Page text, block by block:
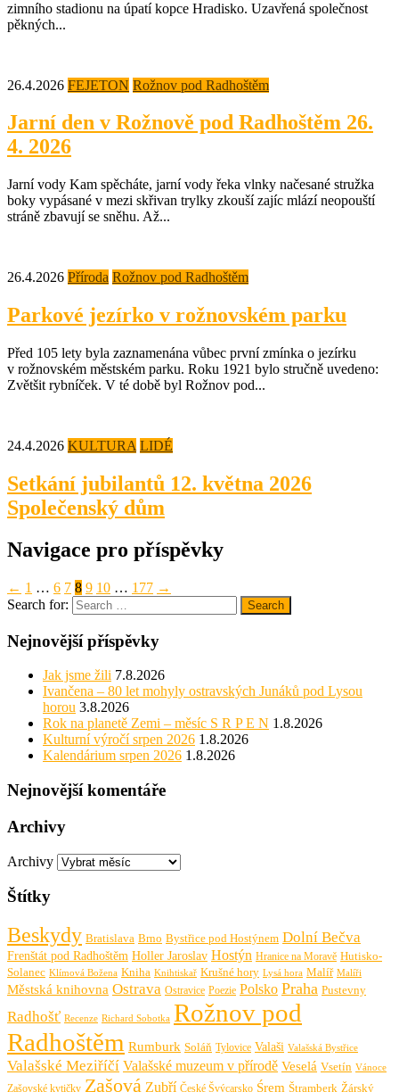
zimního stadionu na úpatí kopce Hradisko. Uzavřená společnost
pěkných...
26.4.2026 FEJETON Rožnov pod Radhoštěm
Jarní den v Rožnově pod Radhoštěm 26.
4. 2026
Jarní vody Kam spěcháte, jarní vody řeka vlnky načesané stružka
boky vypásané v mezi skřivan trylky zkouší zajíc mlází neopouští
stráně zbavují se sněhu. Až...
26.4.2026 Příroda Rožnov pod Radhoštěm
Parkové jezírko v rožnovském parku
Před 105 lety byla zaznamenána vůbec první zmínka o jezírku
v rožnovském městském parku. Roku 1921 bylo stručně uvedeno:
Zvětšit rybníček. V té době byl Rožnov pod...
24.4.2026 KULTURA LIDÉ
Setkání jubilantů 12. května 2026
Společenský dům
Navigace pro příspěvky
← 1 … 6 7 8 9 10 … 177 →
Search for:
Search
Nejnovější příspěvky
Jak jsme žili 7.8.2026
Ivančena – 80 let mohyly ostravských Junáků pod Lysou
horou 3.8.2026
Rok na planetě Zemi – měsíc S R P E N 1.8.2026
Kulturní výročí srpen 2026 1.8.2026
Kalendárium srpen 2026 1.8.2026
Nejnovější komentáře
Archivy
Archivy
Štítky
Beskydy Bratislava Brno Bystřice pod Hostýnem Dolní Bečva
Frenštát pod Radhoštěm Holler Jaroslav Hostýn Hranice na Moravě Hutisko-
Solanec Klímová Božena Kniha Knihtiskař Krušné hory Lysá hora Malíř Malíři
Městská knihovna Ostrava Ostravice Poezie Polsko Praha Pustevny
Radhošť Recenze Richard Sobotka Rožnov pod
Radhoštěm Rumburk Soláň Tylovice Valaši Valašská Bystřice
Valašské Meziříčí Valašské muzeum v přírodě Veselá Vsetín Vánoce
Zašovské kytičky Zašová Zubří České Švýcarsko Śrem Štramberk Žárský